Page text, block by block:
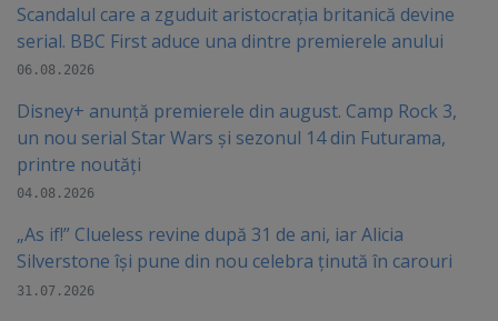
Scandalul care a zguduit aristocrația britanică devine
serial. BBC First aduce una dintre premierele anului
06.08.2026
Disney+ anunță premierele din august. Camp Rock 3,
un nou serial Star Wars și sezonul 14 din Futurama,
printre noutăți
04.08.2026
„As if!” Clueless revine după 31 de ani, iar Alicia
Silverstone își pune din nou celebra ținută în carouri
31.07.2026